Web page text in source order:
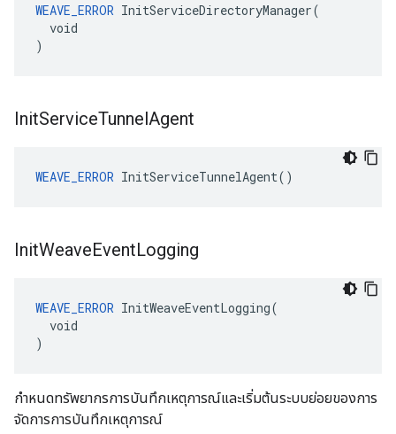
WEAVE_ERROR InitServiceDirectoryManager(
  void
)
InitServiceTunnelAgent
WEAVE_ERROR InitServiceTunnelAgent()
InitWeaveEventLogging
WEAVE_ERROR InitWeaveEventLogging(
  void
)
กำหนดทรัพยากรการบันทึกเหตุการณ์และเริ่มต้นระบบย่อยของการ
จัดการการบันทึกเหตุการณ์